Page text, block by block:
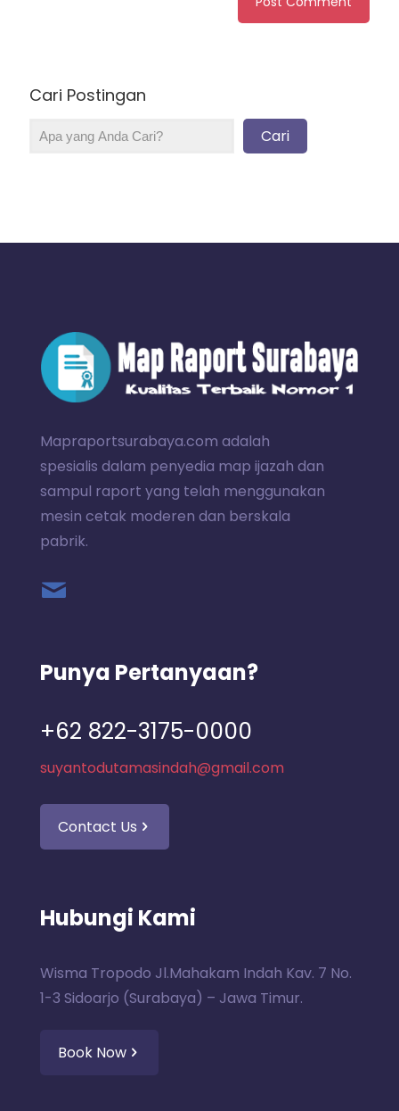
Cari Postingan
Cari
Mapraportsurabaya.com adalah
spesialis dalam penyedia map ijazah dan
sampul raport yang telah menggunakan
mesin cetak moderen dan berskala
pabrik.
Punya Pertanyaan?
+62 822-3175-0000
suyantodutamasindah@gmail.com
Contact Us
Hubungi Kami
Wisma Tropodo Jl.Mahakam Indah Kav. 7 No.
1-3 Sidoarjo (Surabaya) – Jawa Timur.
Book Now